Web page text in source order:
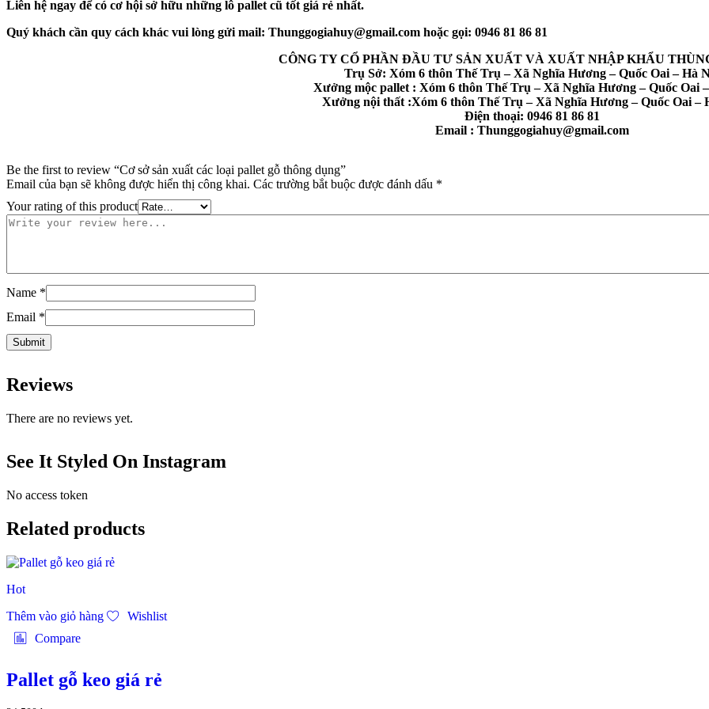
Liên hệ ngay để có cơ hội sở hữu những lô pallet cũ tốt giá rẻ nhất.
Quý khách cần quy cách khác vui lòng gửi mail: Thunggogiahuy@gmail.com hoặc gọi: 0946 81 86 81
CÔNG TY CỔ PHẦN ĐẦU TƯ SẢN XUẤT VÀ XUẤT NHẬP KHẨU
Trụ Sở: Xóm 6 thôn Thế Trụ – Xã Nghĩa Hương – Quốc Oai – Hà
Xưởng mộc pallet : Xóm 6 thôn Thế Trụ – Xã Nghĩa Hương – Quốc Oai
Xưởng nội thất :Xóm 6 thôn Thế Trụ – Xã Nghĩa Hương – Quốc Oai –
Điện thoại: 0946 81 86 81
Email : Thunggogiahuy@gmail.com
Be the first to review “Cơ sở sản xuất các loại pallet gỗ thông dụng”
Email của bạn sẽ không được hiển thị công khai. Các trường bắt buộc được đánh dấu *
Your rating of this product
Name *
Email *
Reviews
There are no reviews yet.
See It Styled On Instagram
No access token
Related products
Hot
Thêm vào giỏ hàng
Wishlist
Compare
Pallet gỗ keo giá rẻ